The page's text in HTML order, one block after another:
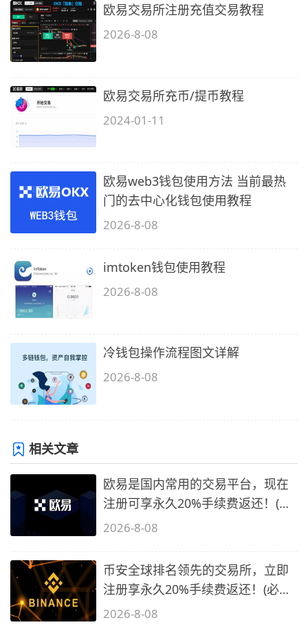
欧易交易所注册充值交易教程
2026-8-08
欧易交易所充币/提币教程
2024-01-11
欧易web3钱包使用方法 当前最热
门的去中心化钱包使用教程
2026-8-08
imtoken钱包使用教程
2026-8-08
冷钱包操作流程图文详解
2026-8-08
相关文章
欧易是国内常用的交易平台，现在
注册可享永久20%手续费返还！(必
备1)
2026-8-08
币安全球排名领先的交易所，立即
注册享永久20%手续费返还！(必备
2)
2026-8-08